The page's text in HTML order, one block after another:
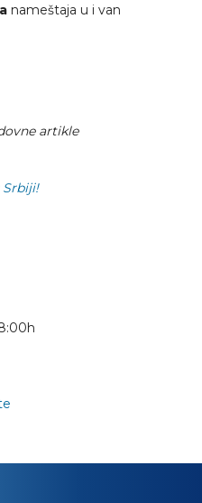
nameštaja u i van
artikle
Srbiji!